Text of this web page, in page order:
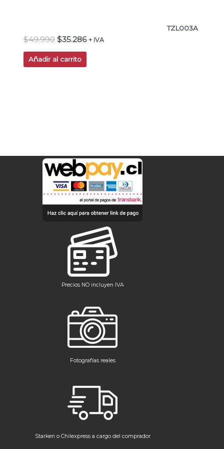
TZL003A
$49.990 $35.286 + IVA
Añadir al carrito
Precios NO incluyen IVA
Fotografías reales
Starken o Chilexpress a cargo del comprador